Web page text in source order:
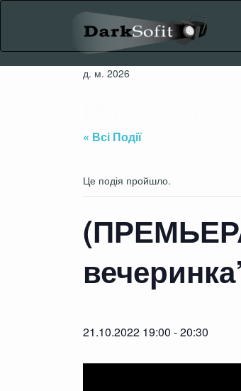
д. м. 2026
« Всі Події
Це подія пройшло.
21.10.2022 19:00 -20:30